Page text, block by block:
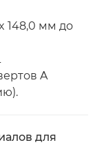
148,0 мм до
A
для